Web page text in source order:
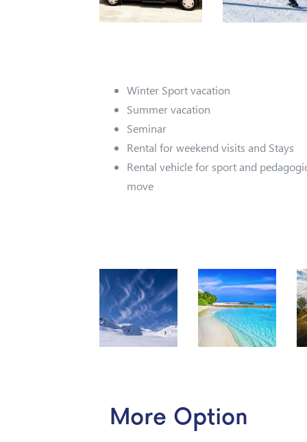
Winter Sport vacation
Summer vacation
Seminar
Rental for weekend visits and Stays
Rental vehicle for sport and
move
More Option